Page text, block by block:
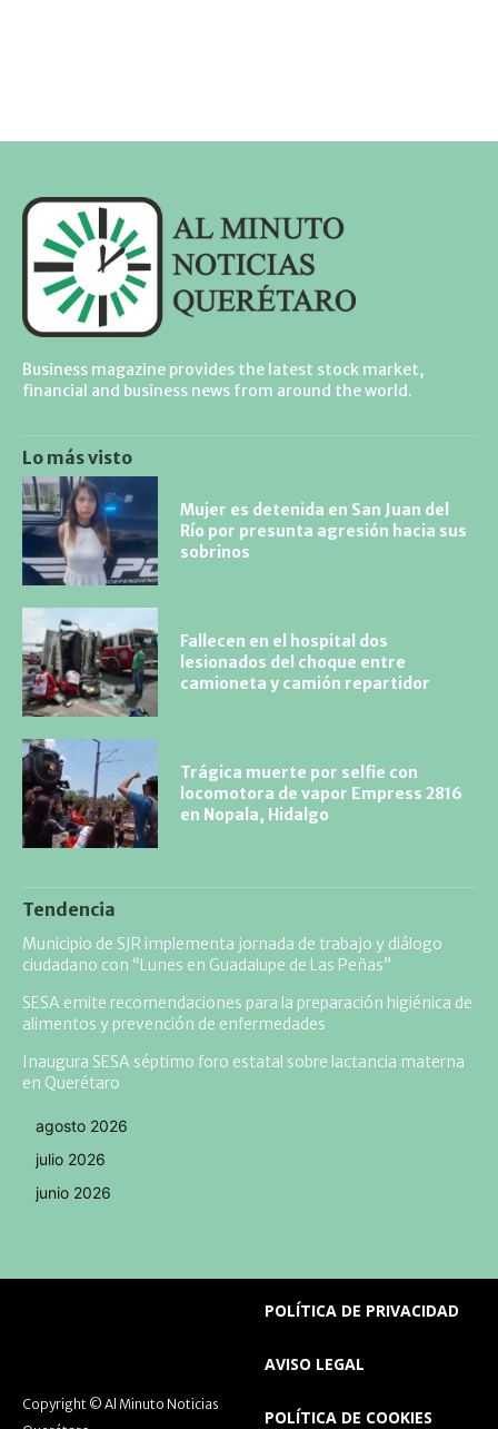
Business magazine provides the latest stock market,
financial and business news from around the world.
Lo más visto
Mujer es detenida en San Juan del
Río por presunta agresión hacia sus
sobrinos
Fallecen en el hospital dos
lesionados del choque entre
camioneta y camión repartidor
Trágica muerte por selfie con
locomotora de vapor Empress 2816
en Nopala, Hidalgo
Tendencia
Municipio de SJR implementa jornada de trabajo y diálogo
ciudadano con “Lunes en Guadalupe de Las Peñas”
SESA emite recomendaciones para la preparación higiénica de
alimentos y prevención de enfermedades
Inaugura SESA séptimo foro estatal sobre lactancia materna
en Querétaro
agosto 2026
julio 2026
junio 2026
Copyright © Al Minuto Noticias
POLÍTICA DE PRIVACIDAD
AVISO LEGAL
POLÍTICA DE COOKIES